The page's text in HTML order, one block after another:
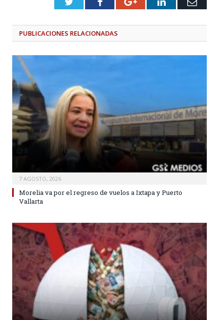
PUBLICACIONES RELACIONADAS
7 AGOSTO, 2026
Morelia va por el regreso de vuelos a Ixtapa y Puerto
Vallarta